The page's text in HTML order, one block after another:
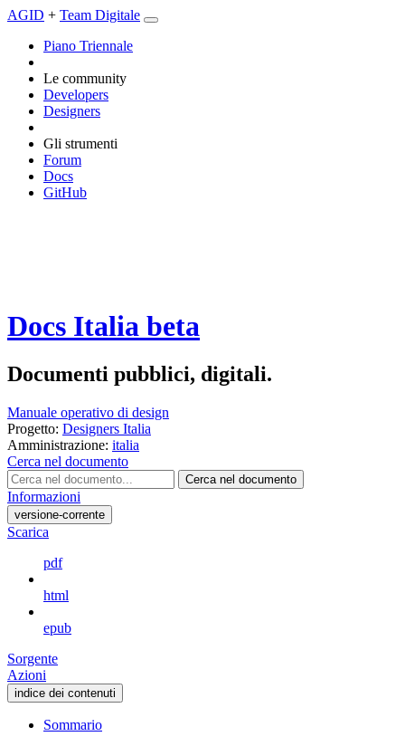
AGID + Team Digitale
Piano Triennale
Le community
Developers
Designers
Gli strumenti
Forum
Docs
GitHub
Docs Italia beta
Documenti pubblici, digitali.
Manuale operativo di design
Progetto: Designers Italia
Amministrazione: italia
Cerca nel documento
Cerca nel documento
Informazioni
versione-corrente
Scarica
pdf
html
epub
Sorgente
Azioni
indice dei contenuti
Sommario